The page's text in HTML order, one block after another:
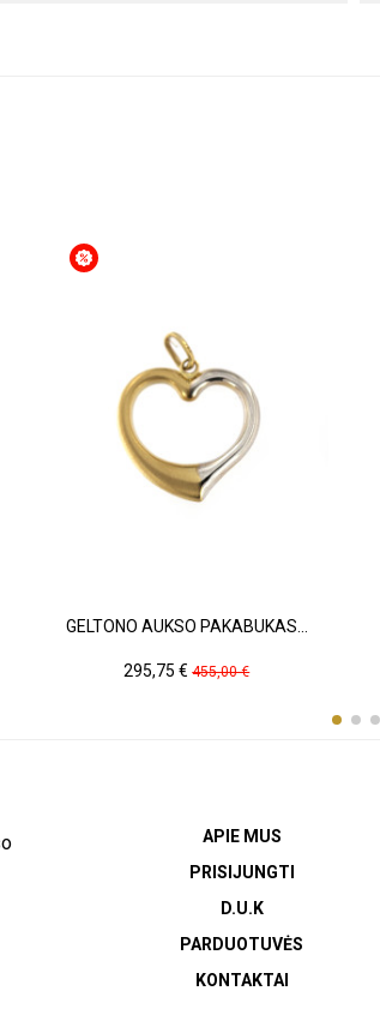
GELTONO AUKSO PAKABUKAS...
Kaina
295,75 € Pradinė
kaina
455,00 €
APIE MUS
PRISIJUNGTI
D.U.K
PARDUOTUVĖS
KONTAKTAI